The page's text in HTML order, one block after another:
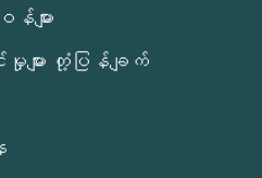
ျား
များ တုံ့ပြန်ချက်